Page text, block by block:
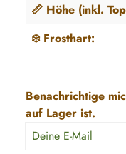
📏 Höhe (inkl.
❄️ Frosthart:
Benachrichtige
auf Lager ist.
Deine E-Mail